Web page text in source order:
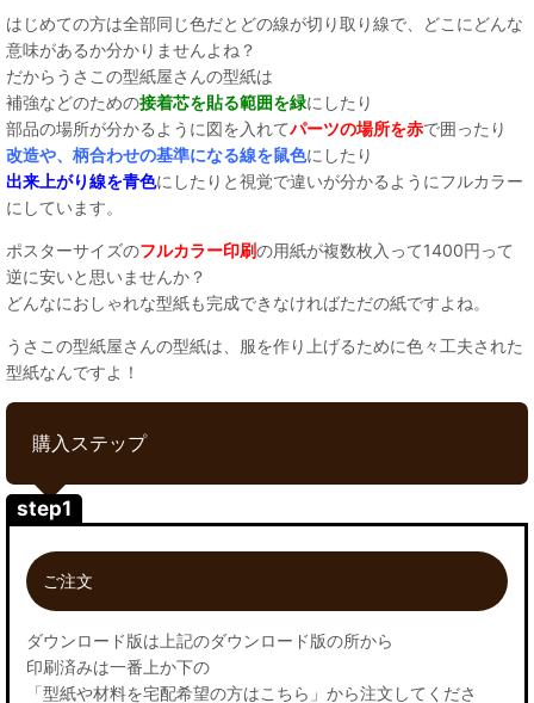
はじめての方は全部同じ色だとどの線が切り取り線で、どこにどんな
意味があるか分かりませんよね？
だからうさこの型紙屋さんの型紙は
補強などのための接着芯を貼る範囲を緑にしたり
部品の場所が分かるように図を入れてパーツの場所を赤で囲ったり
改造や、柄合わせの基準になる線を鼠色にしたり
出来上がり線を青色にしたりと視覚で違いが分かるようにフルカラー
にしています。
ポスターサイズのフルカラー印刷の用紙が複数枚入って1400円って
逆に安いと思いませんか？
どんなにおしゃれな型紙も完成できなければただの紙ですよね。
うさこの型紙屋さんの型紙は、服を作り上げるために色々工夫された
型紙なんですよ！
購入ステップ
step1
ご注文
ダウンロード版は上記のダウンロード版の所から
印刷済みは一番上か下の
「型紙や材料を宅配希望の方はこちら」から注文してくださ